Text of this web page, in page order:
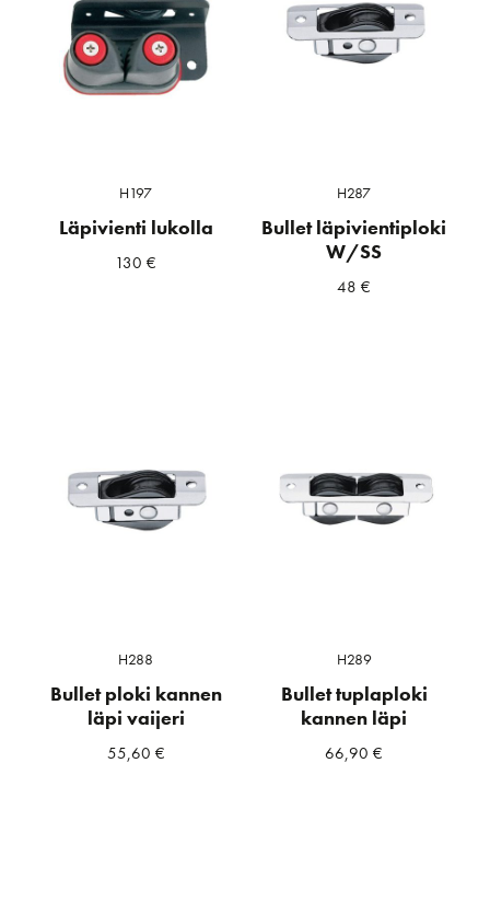
H197
Läpivienti lukolla
130€
H287
Bullet läpivientiploki
W/SS
48€
H288
Bullet ploki kannen
läpi vaijeri
55,60 €
H289
Bullet tuplaploki
kannen läpi
66,90€